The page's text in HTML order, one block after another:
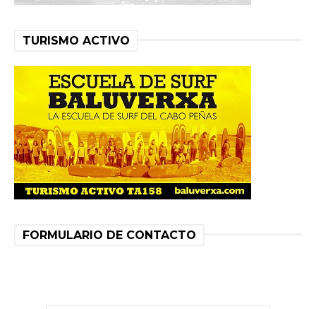
TURISMO ACTIVO
FORMULARIO DE CONTACTO